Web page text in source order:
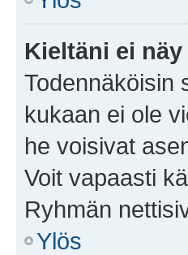
Kieltäni ei
Todennäköisin
kukaan ei ole
he voisivat
Voit vapaasti
Ryhmän
Ylös